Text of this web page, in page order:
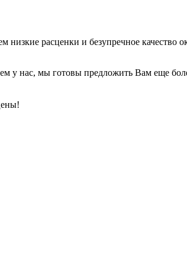
расценки и безупречное качество
у нас, мы готовы предложить Вам еще